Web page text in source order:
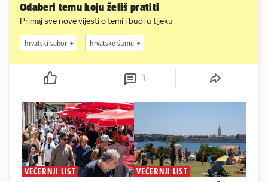
Odaberi temu koju želiš pratiti
Primaj sve nove vijesti o temi i budi u tijeku
hrvatski sabor hrvatske šume
1